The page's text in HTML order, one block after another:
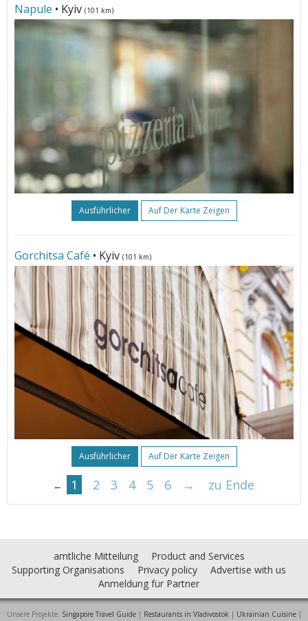
Napule • Kyiv (101 km)
Ausführlicher Auf Der Karte Zeigen
Gorchitsa Café • Kyiv (101 km)
Ausführlicher Auf Der Karte Zeigen
← 1 2 3 4 5 6 → zu Ende
amtliche Mitteilung
Product and Services
Supporting Organisations
Privacy policy
Advertise with us
Anmeldung für Partner
Unsere Projekte: Singapore Travel Guide| Restaurants in Vladivostok | Ukrainian Cuisine|